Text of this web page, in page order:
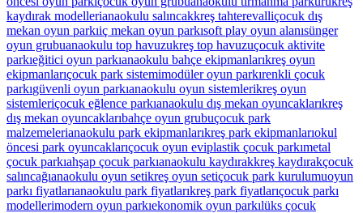
kaydırak modellerianaokulu salıncakkreş tahterevalliçocuk dış
mekan oyun parkıiç mekan oyun parkısoft play oyun alanısünger
oyun grubuanaokulu top havuzukreş top havuzuçocuk aktivite
parkıeğitici oyun parkıanaokulu bahçe ekipmanlarıkreş oyun
ekipmanlarıçocuk park sistemimodüler oyun parkırenkli çocuk
parkıgüvenli oyun parkıanaokulu oyun sistemlerikreş oyun
sistemleriçocuk eğlence parkıanaokulu dış mekan oyuncaklarıkreş
dış mekan oyuncaklarıbahçe oyun grubuçocuk park
malzemelerianaokulu park ekipmanlarıkreş park ekipmanlarıokul
öncesi park oyuncaklarıçocuk oyun eviplastik çocuk parkımetal
çocuk parkıahşap çocuk parkıanaokulu kaydırakkreş kaydırakçocuk
salıncağıanaokulu oyun setikreş oyun setiçocuk park kurulumuoyun
parkı fiyatlarıanaokulu park fiyatlarıkreş park fiyatlarıçocuk parkı
modellerimodern oyun parkıekonomik oyun parkılüks çocuk